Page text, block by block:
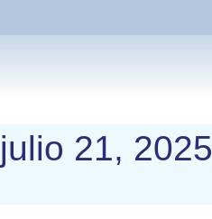
al
julio 21, 2025